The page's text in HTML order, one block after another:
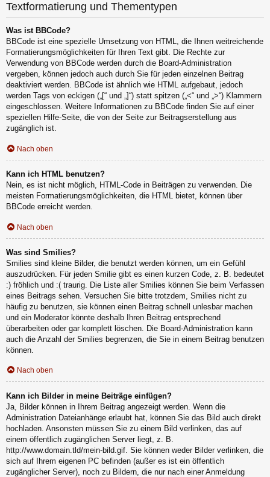
Textformatierung und Thementypen
Was ist BBCode?
BBCode ist eine spezielle Umsetzung von HTML, die Ihnen weitreichende
Formatierungsmöglichkeiten für Ihren Text gibt. Die Rechte zur
Verwendung von BBCode werden durch die Board-Administration
vergeben, können jedoch auch durch Sie für jeden einzelnen Beitrag
deaktiviert werden. BBCode ist ähnlich wie HTML aufgebaut, jedoch
werden Tags von eckigen („[“ und „]“) statt spitzen („<“ und „>“) Klammern
eingeschlossen. Weitere Informationen zu BBCode finden Sie auf einer
speziellen Hilfe-Seite, die von der Seite zur Beitragserstellung aus
zugänglich ist.
Nach oben
Kann ich HTML benutzen?
Nein, es ist nicht möglich, HTML-Code in Beiträgen zu verwenden. Die
meisten Formatierungsmöglichkeiten, die HTML bietet, können über
BBCode erreicht werden.
Nach oben
Was sind Smilies?
Smilies sind kleine Bilder, die benutzt werden können, um ein Gefühl
auszudrücken. Für jeden Smilie gibt es einen kurzen Code, z. B. bedeutet
:) fröhlich und :( traurig. Die Liste aller Smilies können Sie beim Verfassen
eines Beitrags sehen. Versuchen Sie bitte trotzdem, Smilies nicht zu
häufig zu benutzen, sie können einen Beitrag schnell unlesbar machen
und ein Moderator könnte deshalb Ihren Beitrag entsprechend
überarbeiten oder gar komplett löschen. Die Board-Administration kann
auch die Anzahl der Smilies begrenzen, die Sie in einem Beitrag benutzen
können.
Nach oben
Kann ich Bilder in meine Beiträge einfügen?
Ja, Bilder können in Ihrem Beitrag angezeigt werden. Wenn die
Administration Dateianhänge erlaubt hat, können Sie das Bild auch direkt
hochladen. Ansonsten müssen Sie zu einem Bild verlinken, das auf
einem öffentlich zugänglichen Server liegt, z. B.
http://www.domain.tld/mein-bild.gif. Sie können weder Bilder verlinken, die
sich auf Ihrem eigenen PC befinden (außer es ist ein öffentlich
zugänglicher Server), noch zu Bildern, die nur nach einer Anmeldung